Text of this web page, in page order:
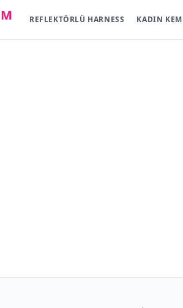
REFLEKTÖRLÜ HARNESS KADIN